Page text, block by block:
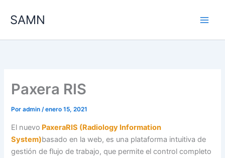
SAMN
Paxera RIS
Poradmin/enero 15, 2021
El nuevo PaxeraRIS (Radiology Information
System)basado en la web, es una plataforma intuitiva de
gestión de flujo de trabajo, que permite el control completo